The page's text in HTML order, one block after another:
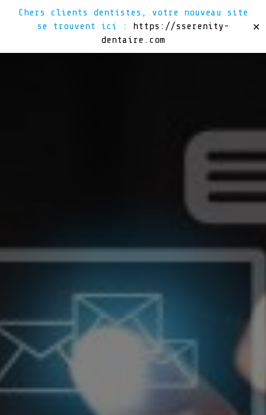
Chers clients dentistes, votre nouveau site
se trouvent ici : https://sserenity-
dentaire.com
✕